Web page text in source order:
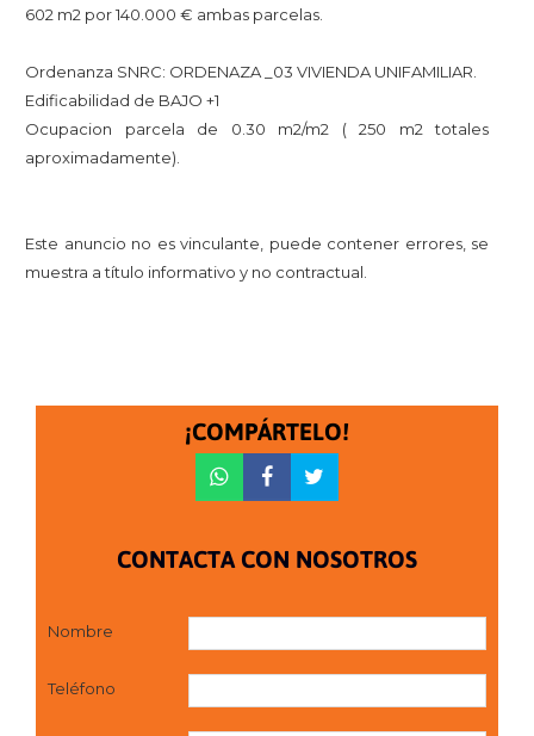
602 m2 por 140.000 € ambas parcelas.
Ordenanza SNRC: ORDENAZA _03 VIVIENDA UNIFAMILIAR.
Edificabilidad de BAJO +1
Ocupacion parcela de 0.30 m2/m2 ( 250 m2 totales
aproximadamente).
Este anuncio no es vinculante, puede contener errores, se
muestra a título informativo y no contractual.
¡COMPÁRTELO!
CONTACTA CON NOSOTROS
Nombre
Teléfono